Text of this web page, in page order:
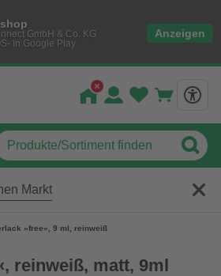
GmbH & Co. KG
In Google Play
Anzeigen
Markt
»free«, 9 ml, reinweiß
reinweiß, matt, 9ml